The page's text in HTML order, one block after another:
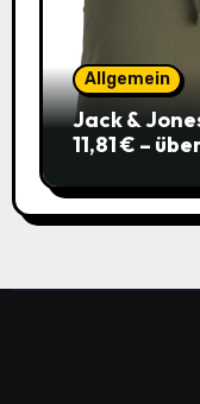
Allgemein
Jack &
11,81 € –